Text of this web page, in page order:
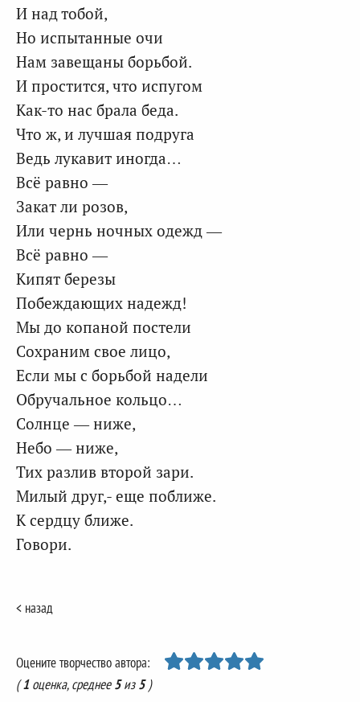
И над тобой,
Но испытанные очи
Нам завещаны борьбой.
И простится, что испугом
Как-то нас брала беда.
Что ж, и лучшая подруга
Ведь лукавит иногда…
Всё равно —
Закат ли розов,
Или чернь ночных одежд —
Всё равно —
Кипят березы
Побеждающих надежд!
Мы до копаной постели
Сохраним свое лицо,
Если мы с борьбой надели
Обручальное кольцо…
Солнце — ниже,
Небо — ниже,
Тих разлив второй зари.
Милый друг,- еще поближе.
К сердцу ближе.
Говори.
< назад
Оцените творчество автора:
(1оценка, среднее5из5)